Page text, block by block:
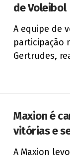
de Voleibol
A equipe de
participação
Gertrudes,
Maxion é
vitórias e
A Maxion